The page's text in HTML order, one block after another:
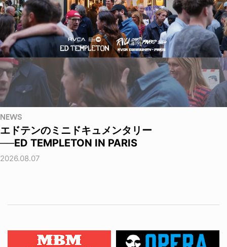
NEWS
エドテンのミニドキュメンタリー
──ED TEMPLETON IN PARIS
2026.08.07